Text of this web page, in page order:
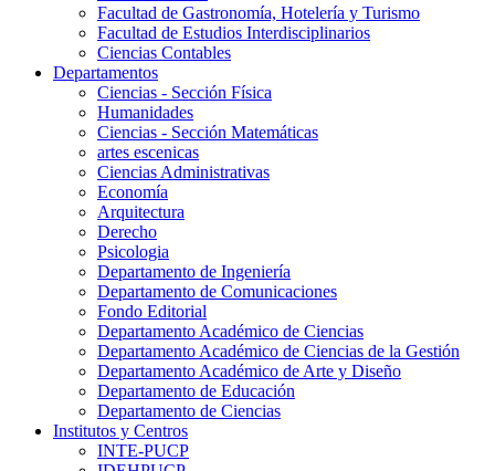
Facultad de Gastronomía, Hotelería y Turismo
Facultad de Estudios Interdisciplinarios
Ciencias Contables
Departamentos
Ciencias - Sección Física
Humanidades
Ciencias - Sección Matemáticas
artes escenicas
Ciencias Administrativas
Economía
Arquitectura
Derecho
Psicologia
Departamento de Ingeniería
Departamento de Comunicaciones
Fondo Editorial
Departamento Académico de Ciencias
Departamento Académico de Ciencias de la Gestión
Departamento Académico de Arte y Diseño
Departamento de Educación
Departamento de Ciencias
Institutos y Centros
INTE-PUCP